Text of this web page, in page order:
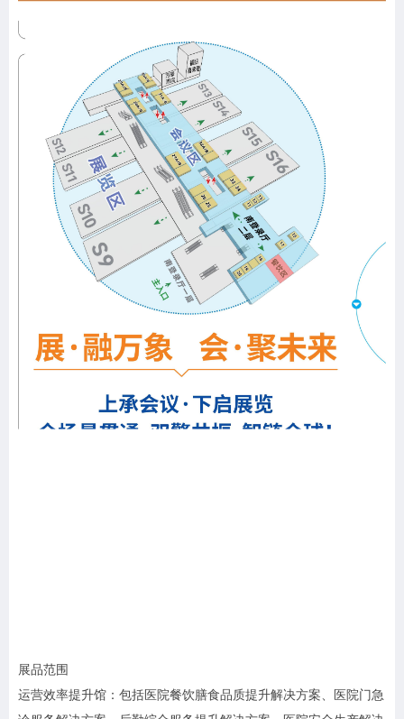
展品范围
运营效率提升馆：包括医院餐饮膳食品质提升解决方案、医院门急